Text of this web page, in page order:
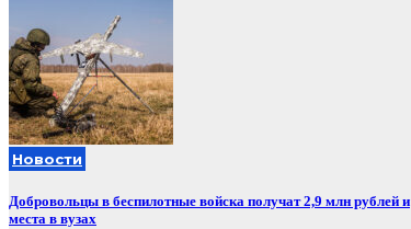
Новости
Добровольцы в беспилотные войска получат 2,9 млн рублей и
места в вузах